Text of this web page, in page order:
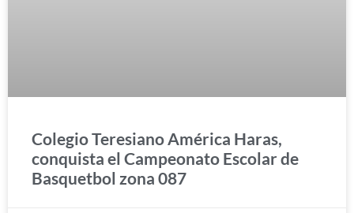
Colegio Teresiano América Haras,
conquista el Campeonato Escolar de
Basquetbol zona 087